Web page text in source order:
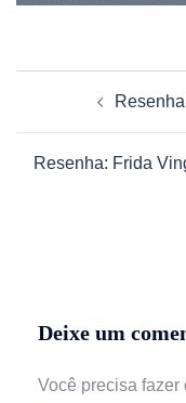
Resenha: Frida
Deixe um
Você precisa fazer